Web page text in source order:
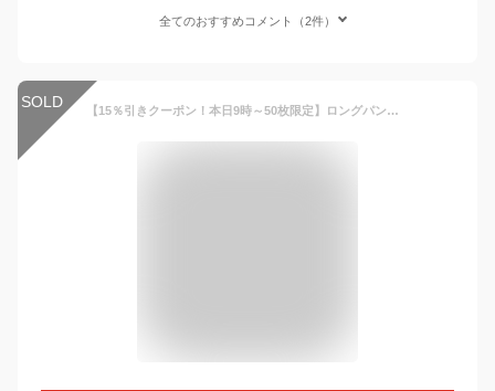
全てのおすすめコメント（2件）
SOLD 【15％引きクーポン！本日9時～50枚限定】ロングパンツ ズボン 子供 キッズ 長ズボン 子供服 キッズ ベビー 男の子 女の子 ボトムス リネンパンツ サルエルパンツ 綿70% 麻30% 自然素材 100% 無地 股上 ゆったり 80 90 100 110 120